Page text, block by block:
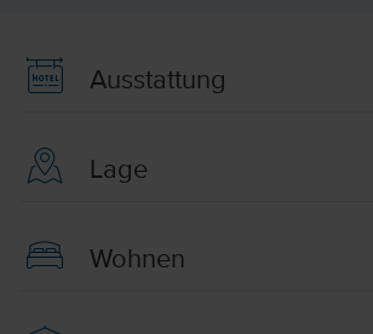
Ausstattung
Lage
Wohnen